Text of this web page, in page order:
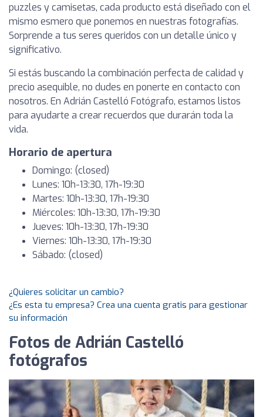
puzzles y camisetas, cada producto está diseñado con el
mismo esmero que ponemos en nuestras fotografías.
Sorprende a tus seres queridos con un detalle único y
significativo.
Si estás buscando la combinación perfecta de calidad y
precio asequible, no dudes en ponerte en contacto con
nosotros. En Adrián Castelló Fotógrafo, estamos listos
para ayudarte a crear recuerdos que durarán toda la
vida.
Horario de apertura
Domingo: (closed)
Lunes: 10h-13:30, 17h-19:30
Martes: 10h-13:30, 17h-19:30
Miércoles: 10h-13:30, 17h-19:30
Jueves: 10h-13:30, 17h-19:30
Viernes: 10h-13:30, 17h-19:30
Sábado: (closed)
¿Quieres solicitar un cambio?
¿Es esta tu empresa? Crea una cuenta gratis para gestionar
su información
Fotos de Adrián Castelló
fotógrafos